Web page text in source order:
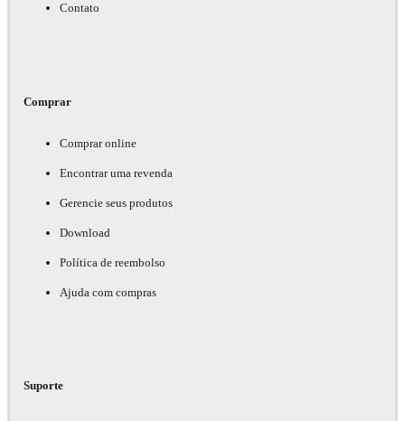
Contato
Comprar
Comprar online
Encontrar uma revenda
Gerencie seus produtos
Download
Política de reembolso
Ajuda com compras
Suporte